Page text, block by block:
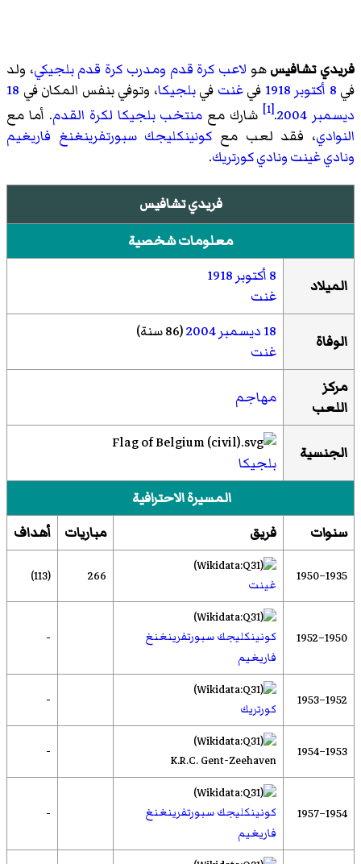
فريدي تشافيسهو لاعب كرة قدم ومدرب كرة قدم بلجيكي، ولد
في 8 أكتوبر 1918 فيغنت فيبلجيكا، وتوفي بنفس المكان في 18
ديسمبر 2004
.
[1] شارك مع منتخب بلجيكا لكرة القدم. أما مع
النوادي، فقد لعب مع كونينكليجك سبورتفرينغنغ فاريغيم
ونادي غينتونادي كورتريك.
فريدي تشافيس
معلومات شخصية
الميلاد 8 أكتوبر
1918
غنت
الوفاة 18 ديسمبر 2004(86 سنة)
غنت
مركز
اللعب
مهاجم
الجنسية
بلجيكا
المسيرة الاحترافية
سنوات
فريق مباريات أهداف
1935–1950
غينت
266
(113)
1950–1952
كونينكليجك سبورتفرينغنغ
فاريغيم
-
1952–1953
كورتريك -
1953–1954
K.R.C. Gent-Zeehaven
-
1954–1957
كونينكليجك سبورتفرينغنغ
فاريغيم
-